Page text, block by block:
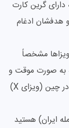
گرین کارت
هدفشان ادغام
مشخصاً
به صورت موقت و
قانونی برای کار (ویزای Z) یا برای تحصیل در چین (ویزای X)
ایران) هستید